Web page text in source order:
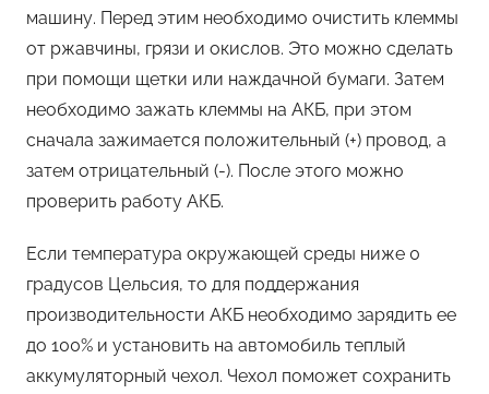
машину. Перед этим необходимо очистить клеммы
от ржавчины, грязи и окислов. Это можно сделать
при помощи щетки или наждачной бумаги. Затем
необходимо зажать клеммы на АКБ, при этом
сначала зажимается положительный (+) провод, а
затем отрицательный (-). После этого можно
проверить работу АКБ.
Если температура окружающей среды ниже 0
градусов Цельсия, то для поддержания
производительности АКБ необходимо зарядить ее
до 100% и установить на автомобиль теплый
аккумуляторный чехол. Чехол поможет сохранить